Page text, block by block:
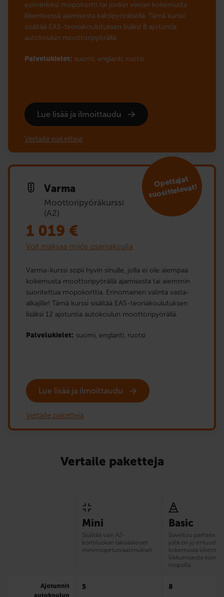
esimerkiksi mopokortti tai jonkin verran kokemusta
liikenteessä ajamisesta kaksipyöräisellä. Tämä kurssi
sisältää EAS-teoriakoulutuksen lisäksi 8 ajotuntia
autokoulun moottoripyörällä.
Palvelukielet: suomi, englanti, ruotsi
Lue lisää ja ilmoittaudu
Vertaile paketteja
Varma
Moottoripyöräkurssi
(A2)
Opet­tajat
suosit­televat!
1 019 €
Voit maksaa myös osamaksulla
Varma-kurssi sopii hyvin sinulle, jolla ei ole aiempaa
kokemusta moottoripyörällä ajamisesta tai aiemmin
suoritettua mopokorttia. Erinomainen valinta vasta-
alkajille! Tämä kurssi sisältää EAS-teoriakoulutuksen
lisäksi 12 ajotuntia autokoulun moottoripyörällä.
Palvelukielet: suomi, englanti, ruotsi
Lue lisää ja ilmoittaudu
Vertaile paketteja
Vertaile paketteja
Mini
Sisältää vain A2-
korttiluokan lakisääteiset
minimiopetusvaatimukset.
Basic
Soveltuu parhaiten
jolla on jo
kokemusta
liikkumisesta esim.
mopolla.
Ajotunnit
5 8